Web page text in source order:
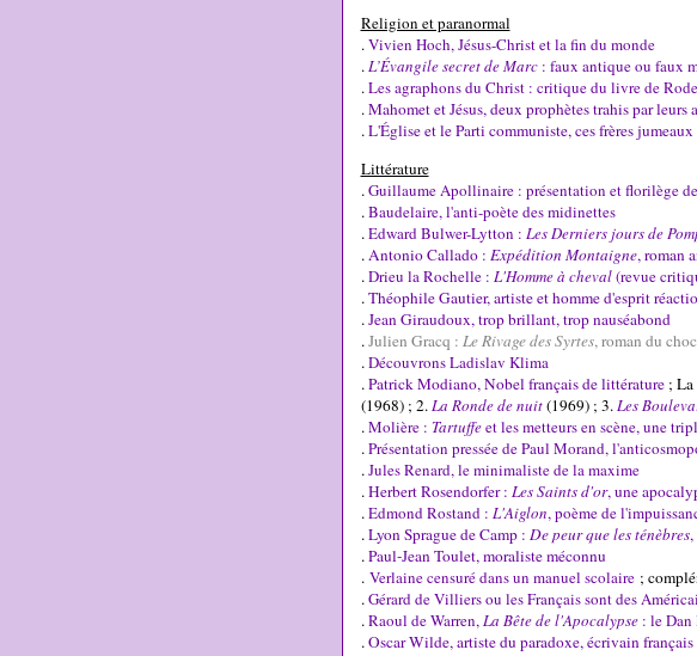
Religion et paranormal
.Vivien Hoch, Jésus-Christ et la fin du monde
.L’Évangile secret de Marc: faux antique ou faux
.Les agraphons du Christ : critique du livre de
.Mahomet et Jésus, deux prophètes trahis par leurs
.L'Église et le Parti communiste, ces frères jumeaux
Littérature
.Guillaume Apollinaire : présentation et florilège
.Baudelaire, l'anti-poète des midinettes
.Edward Bulwer-Lytton : Les Derniers jours de
.Antonio Callado : Expédition Montaigne, roman
.Drieu la Rochelle : L'Homme à cheval(revue
.Théophile Gautier, artiste et homme d'esprit
.Jean Giraudoux, trop brillant, trop nauséabond
.Julien Gracq : Le Rivage des Syrtes, roman du
.Découvrons Ladislav Klima
.Patrick Modiano, Nobel français de littérature; La
(1968) ; 2.La Ronde de nuit(1969) ; 3.Les
.Molière : Tartuffeet les metteurs en scène, une
.Présentation pressée de Paul Morand,
.Jules Renard, le minimaliste de la maxime
.Herbert Rosendorfer : Les Saints d'or, une
.Edmond Rostand : L'Aiglon, poème de
.Lyon Sprague de Camp : De peur que les ténèbres,
.Paul-Jean Toulet, moraliste méconnu
. Verlaine censuré dans un manuel scolaire ;
.Gérard de Villiers ou les Français sont des
.Raoul de Warren,La Bête de l'Apocalypse: le Dan
.Oscar Wilde, artiste du paradoxe, écrivain français